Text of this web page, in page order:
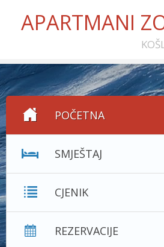
APARTMANI
POČETNA
SMJEŠTAJ
CJENIK
REZERVACIJE